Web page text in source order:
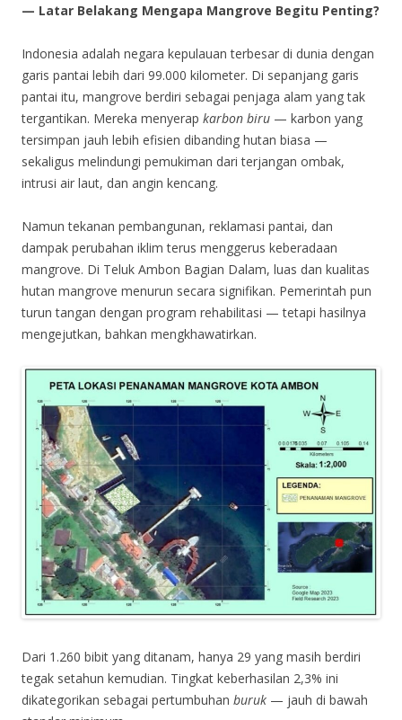
— Latar Belakang Mengapa Mangrove Begitu Penting?
Indonesia adalah negara kepulauan terbesar di dunia dengan
garis pantai lebih dari 99.000 kilometer. Di sepanjang garis
pantai itu, mangrove berdiri sebagai penjaga alam yang tak
tergantikan. Mereka menyerap karbon biru — karbon yang
tersimpan jauh lebih efisien dibanding hutan biasa —
sekaligus melindungi pemukiman dari terjangan ombak,
intrusi air laut, dan angin kencang.
Namun tekanan pembangunan, reklamasi pantai, dan
dampak perubahan iklim terus menggerus keberadaan
mangrove. Di Teluk Ambon Bagian Dalam, luas dan kualitas
hutan mangrove menurun secara signifikan. Pemerintah pun
turun tangan dengan program rehabilitasi — tetapi hasilnya
mengejutkan, bahkan mengkhawatirkan.
Dari 1.260 bibit yang ditanam, hanya 29 yang masih berdiri
tegak setahun kemudian. Tingkat keberhasilan 2,3% ini
dikategorikan sebagai pertumbuhan buruk — jauh di bawah